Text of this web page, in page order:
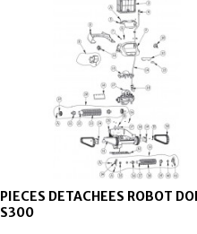
PIECES DETACHEES ROBOT
S300